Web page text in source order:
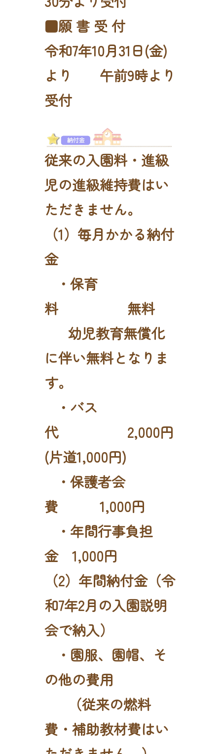
■願 書 受 付
令和7年10月31日(金)
より 午前9時より
受付
従来の入園料・進級
児の進級維持費はい
ただきません。
（1）毎月かかる納付
金
・保育
料 無料
幼児教育無償化
に伴い無料となりま
す。
・バス
代 2,000円
(片道1,000円)
・保護者会
費 1,000円
・年間行事負担
金 1,000円
（2）年間納付金（令
和7年2月の入園説明
会で納入）
・園服、園帽、そ
の他の費用
（従来の燃料
費・補助教材費はい